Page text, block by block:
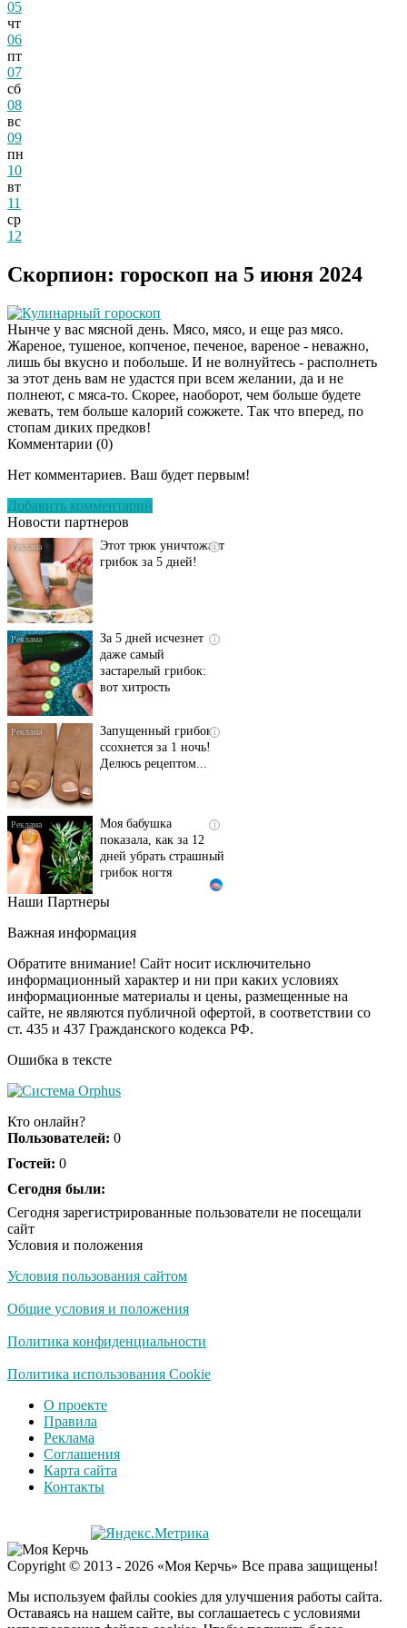
05
чт
06
пт
07
сб
08
вс
09
пн
10
вт
11
ср
12
Скорпион: гороскоп на 5 июня 2024
Кулинарный гороскоп
Нынче у вас мясной день. Мясо, мясо, и еще раз мясо.
Жареное, тушеное, копченое, печеное, вареное - неважно,
лишь бы вкусно и побольше. И не волнуйтесь - располнеть
за этот день вам не удастся при всем желании, да и не
полнеют, с мяса-то. Скорее, наоборот, чем больше будете
жевать, тем больше калорий сожжете. Так что вперед, по
стопам диких предков!
Комментарии (0)
Нет комментариев. Ваш будет первым!
Добавить комментарий
Новости партнеров
Даже самый
исчезнет с корнем,
Этот трюк уничтожает
грибок за 5 дней!
За 5 дней исчезнет
даже самый
застарелый грибок:
вот хитрость
Запущенный грибок
ссохнется за 1 ночь!
Делюсь рецептом...
Моя бабушка
показала, как за 12
дней убрать страшный
грибок ногтя
Этот танец невесты
Пересмотрела 10 раз
i
Ролик длится пару
секунд, но вы будете в
шоке от увиденного
Ролик из Омска: вы
Ржу не переставая, это
не раз
Скрытая камера на
люди вытворяют, когда
Ролик длится
смеяться вы будете
Королева вагона
отожгла! Видео не
оставит равнодушным
Борисовой душил ее
из-за макарон
Наши Партнеры
Важная информация
Обратите внимание! Сайт носит исключительно
информационный характер и ни при каких условиях
информационные материалы и цены, размещенные на
сайте, не являются публичной офертой, в соответствии со
ст. 435 и 437 Гражданского кодекса РФ.
Ошибка в тексте
Кто онлайн?
Пользователей: 0
Гостей: 0
Сегодня были:
Сегодня зарегистрированные пользователи не посещали
сайт
Условия и положения
Условия пользования сайтом
Общие условия и положения
Политика конфиденциальности
Политика использования Cookie
О проекте
Правила
Реклама
Соглашения
Карта сайта
Контакты
Copyright © 2013 - 2026 «Моя Керчь» Все права защищены!
Мы используем файлы cookies для улучшения работы сайта.
Оставаясь на нашем сайте, вы соглашаетесь с условиями